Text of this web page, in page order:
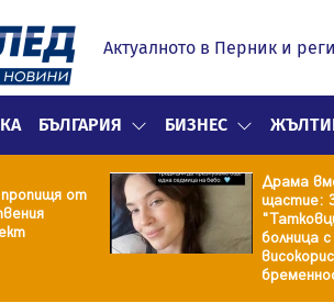
Актуалното в Перник и
БЪЛГАРИЯ БИЗНЕС
от
Драма
щастие:
болница с